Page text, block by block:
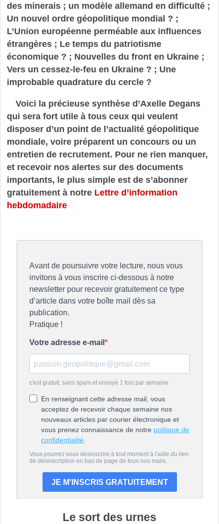
des minerais ; un modèle allemand en difficulté ;
Un nouvel ordre géopolitique mondial ? ;
L’Union européenne perméable aux influences
étrangères ; Le temps du patriotisme
économique ? ; Nouvelles du front en Ukraine ;
Vers un cessez-le-feu en Ukraine ? ; Une
improbable quadrature du cercle ?
Voici la précieuse synthèse d’Axelle Degans
qui sera fort utile à tous ceux qui veulent
disposer d’un point de l’actualité géopolitique
mondiale, voire préparent un concours ou un
entretien de recrutement. Pour ne rien manquer,
et recevoir nos alertes sur des documents
importants, le plus simple est de s’abonner
gratuitement à notre Lettre d’information
hebdomadaire
Le sort des urnes